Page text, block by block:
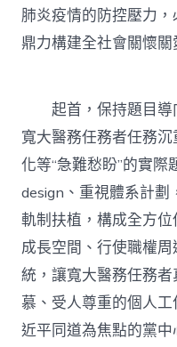
肺炎疫情的防控壓力，
鼎力構建全社會關懷
起首，保持題目導
寬大醫務任務者任務
化等“急難愁盼”的實
design、重視體系計
軌制扶植，構成全方
成長空間、行使職權
統，讓寬大醫務任務
慕、受人尊重的個人
近平同道為焦點的黨